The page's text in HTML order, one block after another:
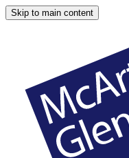
Skip to main content